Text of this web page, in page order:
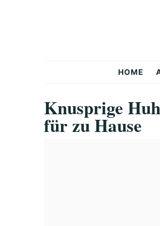
Snackerra
HOME
Knusprige
für zu Hause